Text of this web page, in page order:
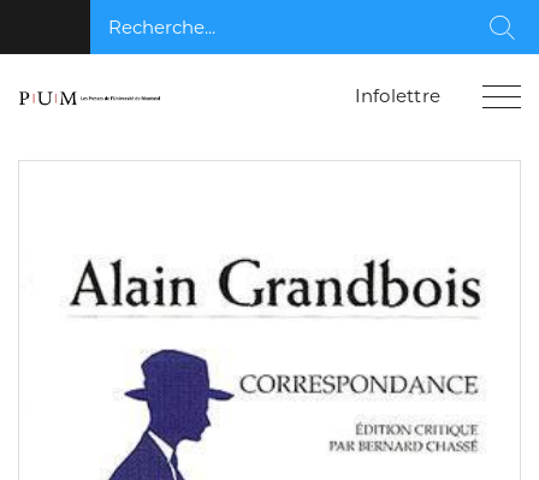
Recherche...
Infolettre